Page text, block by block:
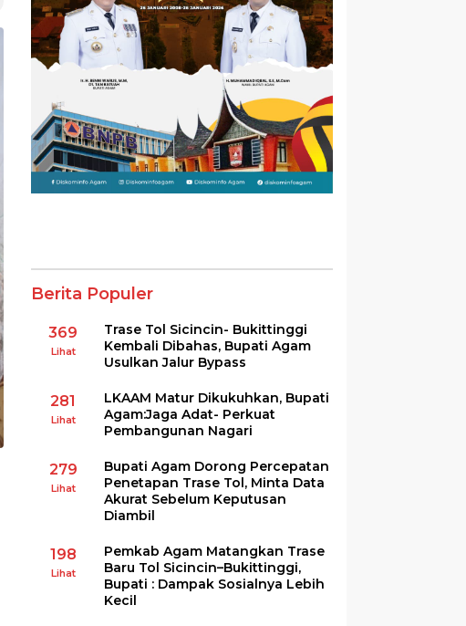
Berita Populer
369
Lihat
Trase Tol Sicincin- Bukittinggi
Kembali Dibahas, Bupati Agam
Usulkan Jalur Bypass
281
Lihat
LKAAM Matur Dikukuhkan, Bupati
Agam:Jaga Adat- Perkuat
Pembangunan Nagari
279
Lihat
Bupati Agam Dorong Percepatan
Penetapan Trase Tol, Minta Data
Akurat Sebelum Keputusan
Diambil
198
Lihat
Pemkab Agam Matangkan Trase
Baru Tol Sicincin–Bukittinggi,
Bupati : Dampak Sosialnya Lebih
Kecil